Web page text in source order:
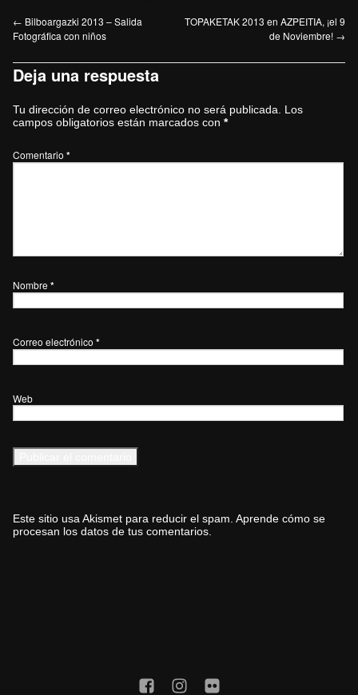
← Bilboargazki 2013 – Salida
Fotográfica con niños
TOPAKETAK 2013 en AZPEITIA, ¡el 9
de Noviembre! →
Deja una respuesta
Tu dirección de correo electrónico no será publicada.
Los
campos obligatorios están marcados con *
Comentario *
Nombre *
Correo electrónico *
Web
Este sitio usa Akismet para reducir el spam. Aprende cómo se
procesan los datos de tus comentarios.